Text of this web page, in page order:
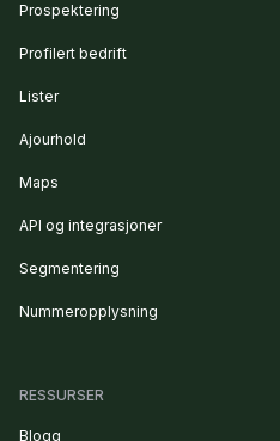
Prospektering
Profilert bedrift
Lister
Ajourhold
Maps
API og integrasjoner
Segmentering
Nummeropplysning
RESSURSER
Blogg